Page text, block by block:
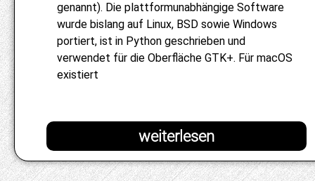
genannt). Die plattformunabhängige Software
wurde bislang auf Linux, BSD sowie Windows
portiert, ist in Python geschrieben und
verwendet für die Oberfläche GTK+. Für macOS
existiert